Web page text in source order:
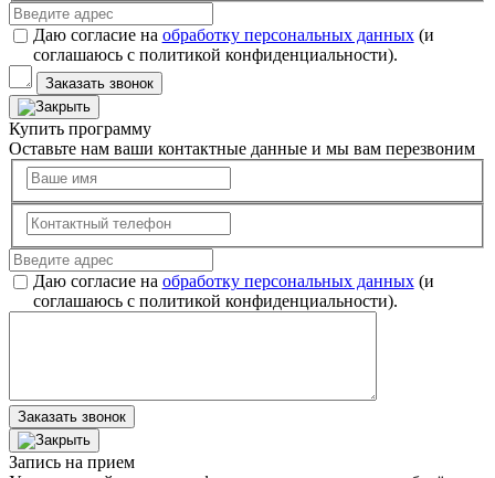
Даю согласие на обработку персональных данных(и
соглашаюсь с политикой конфиденциальности).
Заказать звонок
Купить программу
Оставьте нам ваши контактные данные и мы вам перезвоним
Даю согласие на обработку персональных данных(и
соглашаюсь с политикой конфиденциальности).
Заказать звонок
Запись на прием